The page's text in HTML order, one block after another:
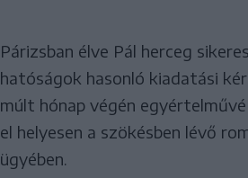
Párizsban élve Pál herceg
hatóságok hasonló kiadatási
múlt hónap végén
el helyesen a szökésben lévő
ügyében.